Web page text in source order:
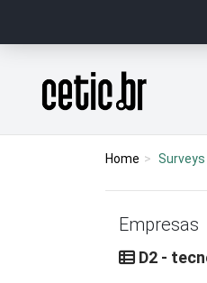
Página inicial
Home Surveys
Empresas
D2 -